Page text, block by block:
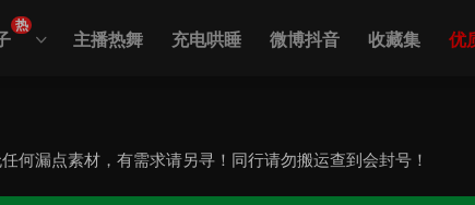
热
主播热舞 充电哄睡 微博抖音 收藏集 优
何漏点素材，有需求请另寻！同行请勿搬运查到会封号！